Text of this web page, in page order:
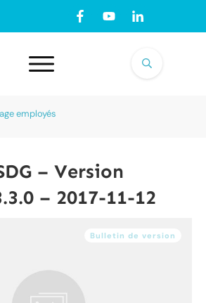
employés
– Version
– 2017-11-12
Bulletin de version